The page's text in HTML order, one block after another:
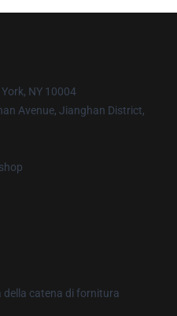
NY 10004
Avenue, Jianghan District,
della catena di fornitura